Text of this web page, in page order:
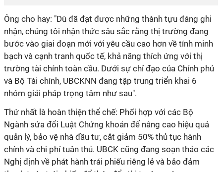
Ông cho hay: "Dù đã đạt được những thành tựu đáng ghi
nhận, chúng tôi nhận thức sâu sắc rằng thị trường đang
bước vào giai đoạn mới với yêu cầu cao hơn về tính minh
bạch và cạnh tranh quốc tế, khả năng thích ứng với thị
trường tài chính toàn cầu. Dưới sự chỉ đạo của Chính phủ
và Bộ Tài chính, UBCKNN đang tập trung triển khai 6
nhóm giải pháp trọng tâm như sau".
Thứ nhất là hoàn thiện thể chế: Phối hợp với các Bộ
Ngành sửa đổi Luật Chứng khoán để nâng cao hiệu quả
quản lý, bảo vệ nhà đầu tư, cắt giảm 50% thủ tục hành
chính và chi phí tuân thủ. UBCK cũng đang soạn thảo các
Nghị định về phát hành trái phiếu riêng lẻ và bảo đảm